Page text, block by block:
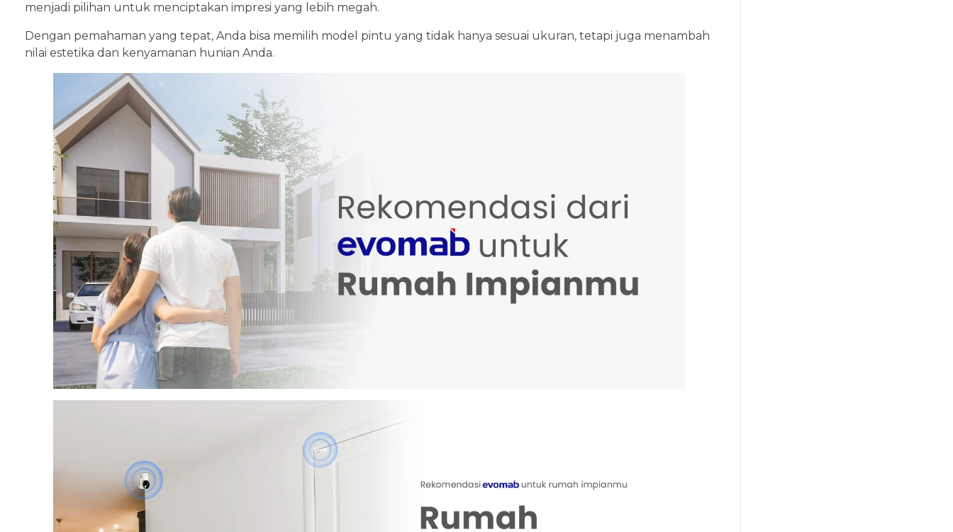
menjadi pilihan untuk menciptakan impresi yang lebih megah.
Dengan pemahaman yang tepat, Anda bisa memilih model pintu yang tidak hanya sesuai ukuran, tetapi juga menambah
nilai estetika dan kenyamanan hunian Anda.